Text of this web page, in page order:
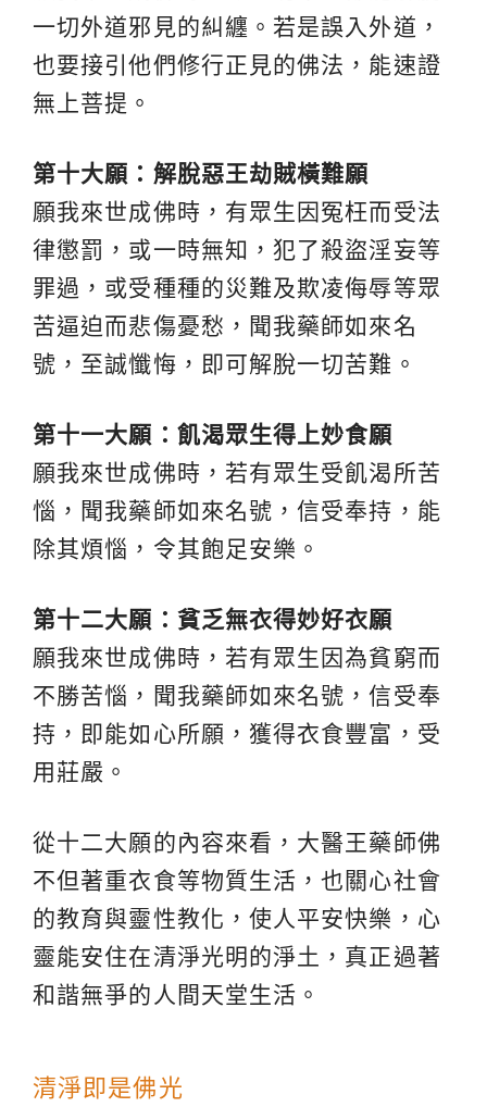
一切外道邪見的糾纏。若是誤入外道，
也要接引他們修行正見的佛法，能速證
無上菩提。
第十大願：解脫惡王劫賊橫難願
願我來世成佛時，有眾生因冤枉而受法
律懲罰，或一時無知，犯了殺盜淫妄等
罪過，或受種種的災難及欺凌侮辱等眾
苦逼迫而悲傷憂愁，聞我藥師如來名
號，至誠懺悔，即可解脫一切苦難。
第十一大願：飢渴眾生得上妙食願
願我來世成佛時，若有眾生受飢渴所苦
惱，聞我藥師如來名號，信受奉持，能
除其煩惱，令其飽足安樂。
第十二大願：貧乏無衣得妙好衣願
願我來世成佛時，若有眾生因為貧窮而
不勝苦惱，聞我藥師如來名號，信受奉
持，即能如心所願，獲得衣食豐富，受
用莊嚴。
從十二大願的內容來看，大醫王藥師佛
不但著重衣食等物質生活，也關心社會
的教育與靈性教化，使人平安快樂，心
靈能安住在清淨光明的淨土，真正過著
和諧無爭的人間天堂生活。
清淨即是佛光